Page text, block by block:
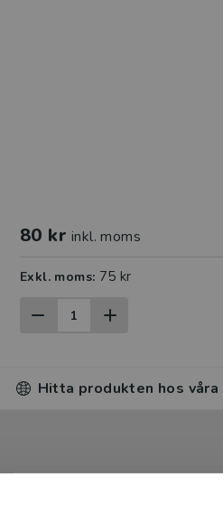
80 kr inkl. moms
Exkl. moms: 75 kr
Hitta produkten hos